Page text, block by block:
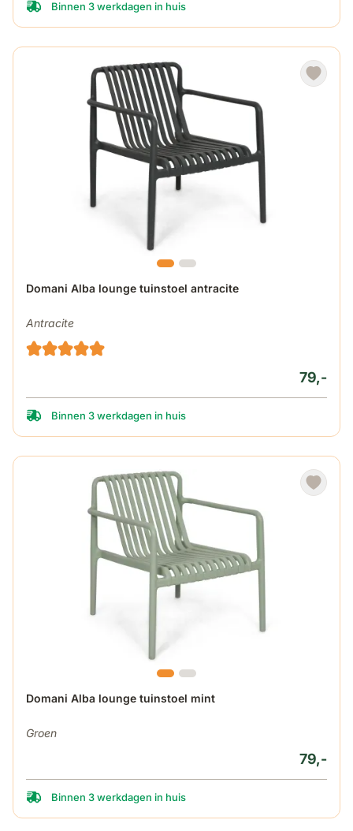
Binnen 3 werkdagen in huis
Domani Alba lounge tuinstoel antracite
Antracite
79,-
Binnen 3 werkdagen in huis
Domani Alba lounge tuinstoel mint
Groen
79,-
Binnen 3 werkdagen in huis